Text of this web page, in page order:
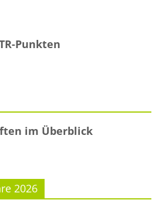
Punkten
im Überblick
2026